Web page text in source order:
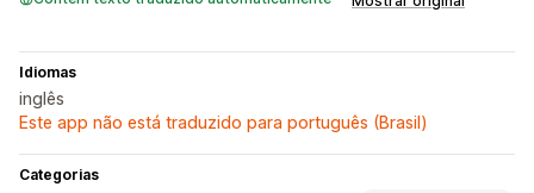
Idiomas
inglês
Este app não está traduzido para português (Brasil)
Categorias